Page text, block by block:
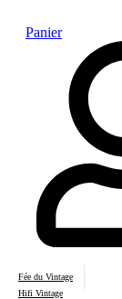
Panier
Fée du Vintage
Hifi Vintage